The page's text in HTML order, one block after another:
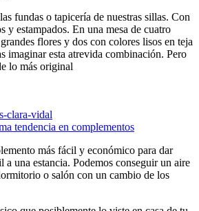
fundas o tapicería de nuestras sillas. Con
y estampados. En una mesa de cuatro
flores y dos con colores lisos en teja
imaginar esta atrevida combinación. Pero
lo más original
tendencia en complementos
más fácil y económico para dar
a una estancia. Podemos conseguir un aire
o salón con un cambio de los